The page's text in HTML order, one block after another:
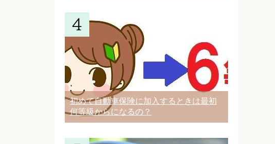
初めて自動車保険に加入するときは最初
何等級からになるの？